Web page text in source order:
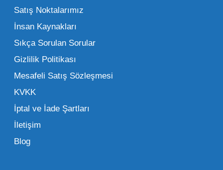
oyuncak arayışınızda kaliteyi uygun maliyetle
buluşturmak bizim önceliğimizdir. Toptan
oyuncak alımı yaparken sadece fiyat değil,
aynı zamanda lojistik destek ve ürün sürekliliği
de işletmenizin karlılığını doğrudan etkiler. Bu
Toptan Oyuncak Çeşitleri Nelerdir?
Satış Noktalarımız
İnsan Kaynakları
Sıkça Sorulan Sorular
Gizlilik Politikası
Mesafeli Satış Sözleşmesi
KVKK
İptal ve İade Şartları
İletişim
Blog